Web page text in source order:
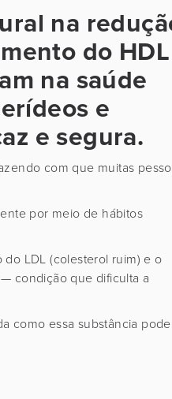
na
do HDL
na saúde
e
e segura.
com que muitas
por meio de hábitos
LDL (colesterol ruim) e o
condição que dificulta a
como essa substância pode